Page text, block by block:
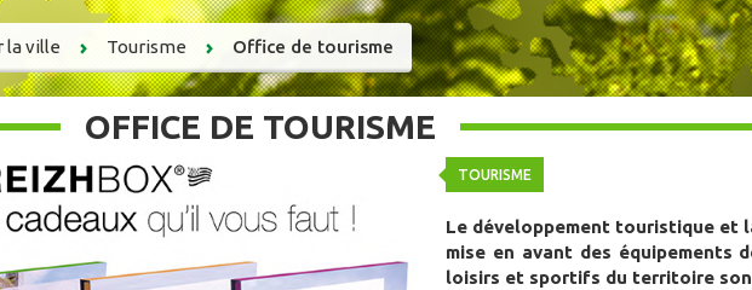
la ville Tourisme Office de tourisme
OFFICE DE TOURISME
TOURISME
Le développement touristique et
mise en avant des équipements
loisirs et sportifs du territoire